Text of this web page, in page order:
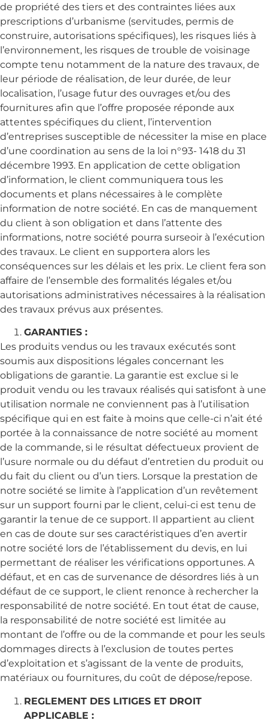
de propriété des tiers et des contraintes liées aux
prescriptions d’urbanisme (servitudes, permis de
construire, autorisations spécifiques), les risques liés à
l’environnement, les risques de trouble de voisinage
compte tenu notamment de la nature des travaux, de
leur période de réalisation, de leur durée, de leur
localisation, l’usage futur des ouvrages et/ou des
fournitures afin que l’offre proposée réponde aux
attentes spécifiques du client, l’intervention
d’entreprises susceptible de nécessiter la mise en place
d’une coordination au sens de la loi n°93- 1418 du 31
décembre 1993. En application de cette obligation
d’information, le client communiquera tous les
documents et plans nécessaires à le complète
information de notre société. En cas de manquement
du client à son obligation et dans l’attente des
informations, notre société pourra surseoir à l’exécution
des travaux. Le client en supportera alors les
conséquences sur les délais et les prix. Le client fera son
affaire de l’ensemble des formalités légales et/ou
autorisations administratives nécessaires à la réalisation
des travaux prévus aux présentes.
GARANTIES :
Les produits vendus ou les travaux exécutés sont
soumis aux dispositions légales concernant les
obligations de garantie. La garantie est exclue si le
produit vendu ou les travaux réalisés qui satisfont à une
utilisation normale ne conviennent pas à l’utilisation
spécifique qui en est faite à moins que celle-ci n’ait été
portée à la connaissance de notre société au moment
de la commande, si le résultat défectueux provient de
l’usure normale ou du défaut d’entretien du produit ou
du fait du client ou d’un tiers. Lorsque la prestation de
notre société se limite à l’application d’un revêtement
sur un support fourni par le client, celui-ci est tenu de
garantir la tenue de ce support. Il appartient au client
en cas de doute sur ses caractéristiques d’en avertir
notre société lors de l’établissement du devis, en lui
permettant de réaliser les vérifications opportunes. A
défaut, et en cas de survenance de désordres liés à un
défaut de ce support, le client renonce à rechercher la
responsabilité de notre société. En tout état de cause,
la responsabilité de notre société est limitée au
montant de l’offre ou de la commande et pour les seuls
dommages directs à l’exclusion de toutes pertes
d’exploitation et s’agissant de la vente de produits,
matériaux ou fournitures, du coût de dépose/repose.
REGLEMENT DES LITIGES ET DROIT
APPLICABLE :